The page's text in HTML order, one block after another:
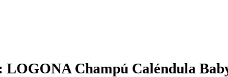
LOGONA Champú Caléndula